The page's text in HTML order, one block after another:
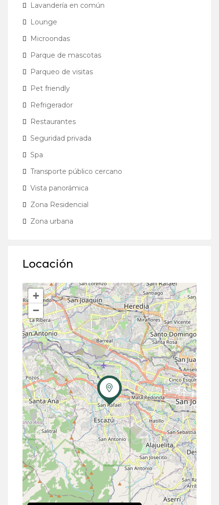
Lavandería en común
Lounge
Microondas
Parque de mascotas
Parqueo de visitas
Pet friendly
Refrigerador
Restaurantes
Seguridad privada
Spa
Transporte público cercano
Vista panorámica
Zona Residencial
Zona urbana
Locación
+
−